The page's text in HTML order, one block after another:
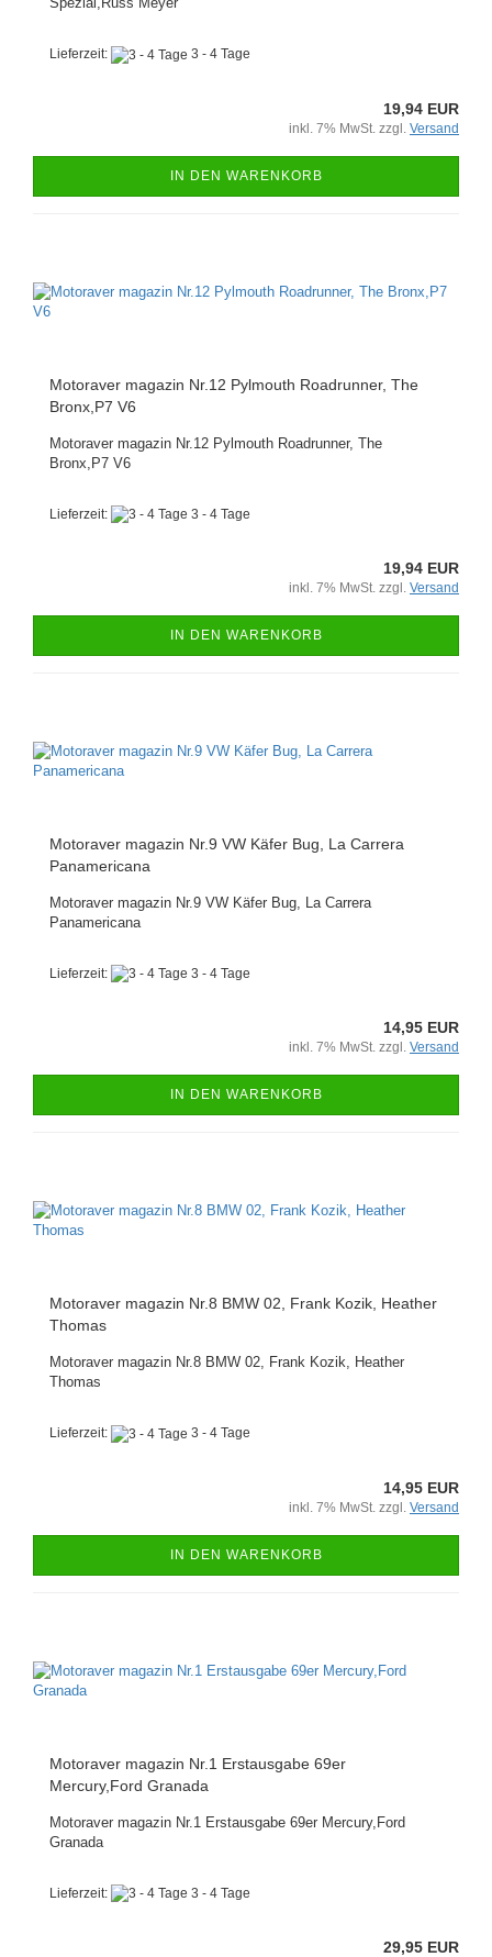
Lieferzeit: 3 - 4 Tage
19,94 EUR
inkl. 7% MwSt. zzgl. Versand
IN DEN WARENKORB
Motoraver magazin Nr.12 Pylmouth Roadrunner, The
Bronx,P7 V6
Motoraver magazin Nr.12 Pylmouth Roadrunner, The
Bronx,P7 V6
Lieferzeit: 3 - 4 Tage
19,94 EUR
inkl. 7% MwSt. zzgl. Versand
IN DEN WARENKORB
Motoraver magazin Nr.9 VW Käfer Bug, La Carrera
Panamericana
Motoraver magazin Nr.9 VW Käfer Bug, La Carrera
Panamericana
Lieferzeit: 3 - 4 Tage
14,95 EUR
inkl. 7% MwSt. zzgl. Versand
IN DEN WARENKORB
Motoraver magazin Nr.8 BMW 02, Frank Kozik, Heather
Thomas
Motoraver magazin Nr.8 BMW 02, Frank Kozik, Heather
Thomas
Lieferzeit: 3 - 4 Tage
14,95 EUR
inkl. 7% MwSt. zzgl. Versand
IN DEN WARENKORB
Motoraver magazin Nr.1 Erstausgabe 69er
Mercury,Ford Granada
Motoraver magazin Nr.1 Erstausgabe 69er Mercury,Ford
Granada
Lieferzeit: 3 - 4 Tage
29,95 EUR